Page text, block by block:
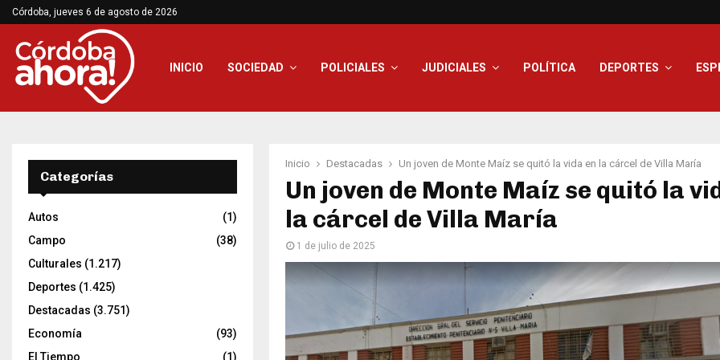
Córdoba, jueves 6 de agosto de 2026
INICIO SOCIEDAD POLICIALES JUDICIALES POLÍTICA DEPORTES
Inicio Destacadas Un joven de Monte Maíz se quitó la vida en la cárcel de Villa María
Un joven de Monte Maíz se quitó la
la cárcel de Villa María
1 de julio de 2025
Categorías
Autos
(1)
Campo
(38)
Culturales (1.217)
Deportes (1.425)
Destacadas (3.751)
Economía
(93)
El Tiempo
(1)